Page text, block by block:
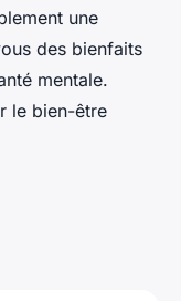
une
des bienfaits
mentale.
le bien-être